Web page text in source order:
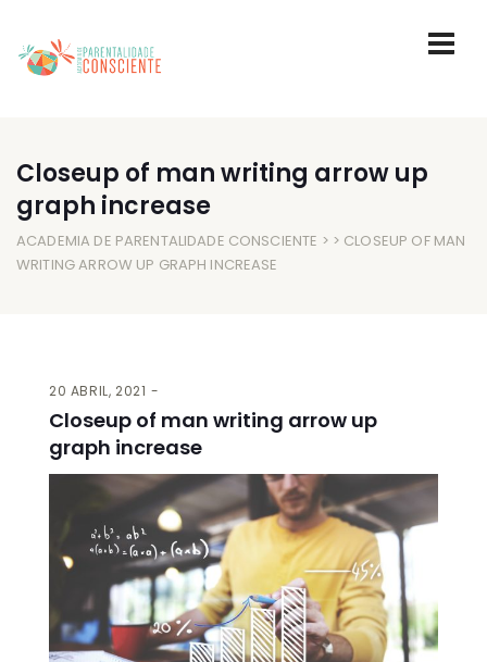
Closeup of man writing arrow up
graph increase
ACADEMIA DE PARENTALIDADE CONSCIENTE > > CLOSEUP OF MAN
WRITING ARROW UP GRAPH INCREASE
20 ABRIL, 2021
Closeup of man writing arrow up
graph increase